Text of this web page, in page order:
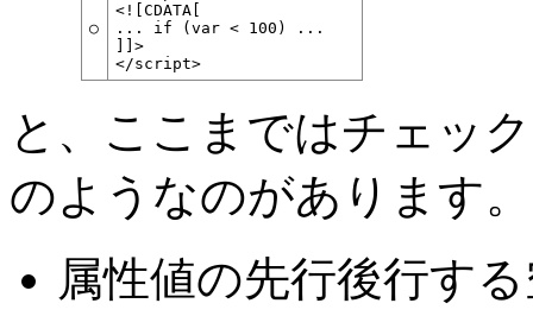
○
<![CDATA[
... if (var < 100) ...
]]>
</script>
と、ここまではチェッ
のようなのがあります。
属性値の先行後行す